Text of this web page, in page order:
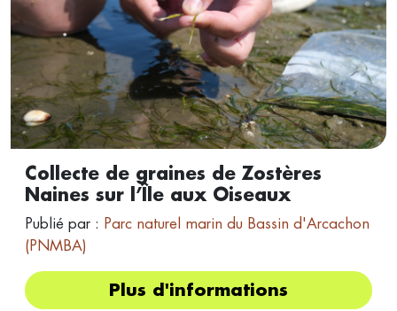
Collecte de graines de Zostères
Naines sur l’Île aux Oiseaux
Publié par : Parc naturel marin du Bassin d'Arcachon
(PNMBA)
Plus d'informations